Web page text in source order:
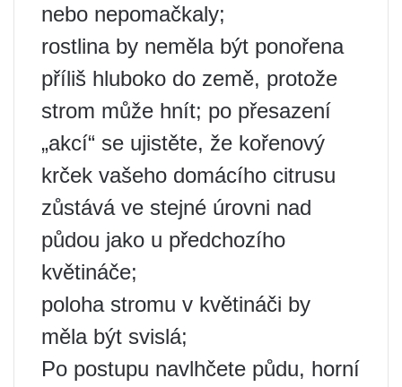
nebo nepomačkaly;
rostlina by neměla být ponořena
příliš hluboko do země, protože
strom může hnít; po přesazení
„akcí“ se ujistěte, že kořenový
krček vašeho domácího citrusu
zůstává ve stejné úrovni nad
půdou jako u předchozího
květináče;
poloha stromu v květináči by
měla být svislá;
Po postupu navlhčete půdu, horní